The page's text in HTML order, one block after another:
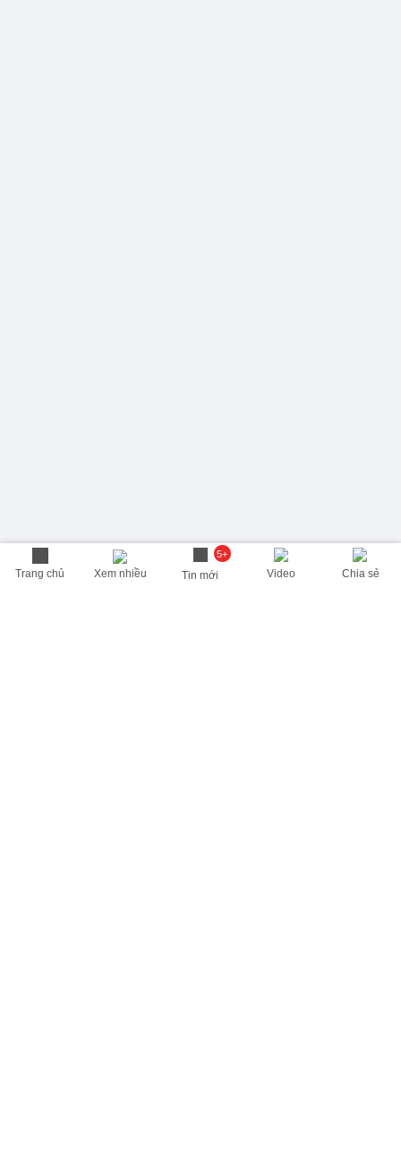
Trang chủ Xem nhiều
5+
Tin mới Video Chia sẻ